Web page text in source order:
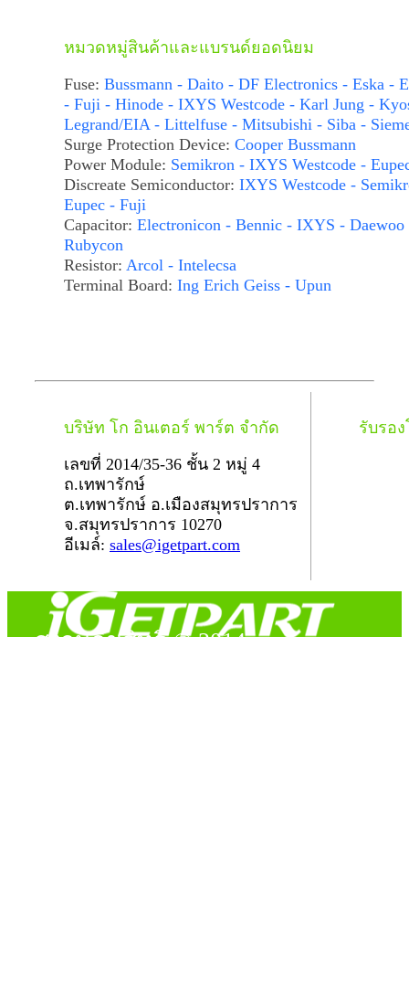
หมวดหมู่สินค้าและแบรนด์ยอดนิยม
Fuse: Bussmann - Daito - DF Electronics - Eska -
- Fuji - Hinode - IXYS Westcode - Karl Jung -
Legrand/EIA - Littelfuse - Mitsubishi - Siba -
Surge Protection Device: Cooper Bussmann
Power Module: Semikron - IXYS Westcode -
Discreate Semiconductor: IXYS Westcode -
Eupec - Fuji
Capacitor: Electronicon - Bennic - IXYS - Daewoo
Rubycon
Resistor: Arcol - Intelecsa
Terminal Board: Ing Erich Geiss - Upun
บริษัท โก อินเตอร์ พาร์ต จำกัด
เลขที่ 2014/35-36 ชั้น 2 หมู่ 4
ถ.เทพารักษ์
ต.เทพารักษ์ อ.เมืองสมุทรปราการ
จ.สมุทรปราการ 10270
อีเมล์: sales@igetpart.com
รับรอ
สงวนลิขสิทธิ์ © 2014